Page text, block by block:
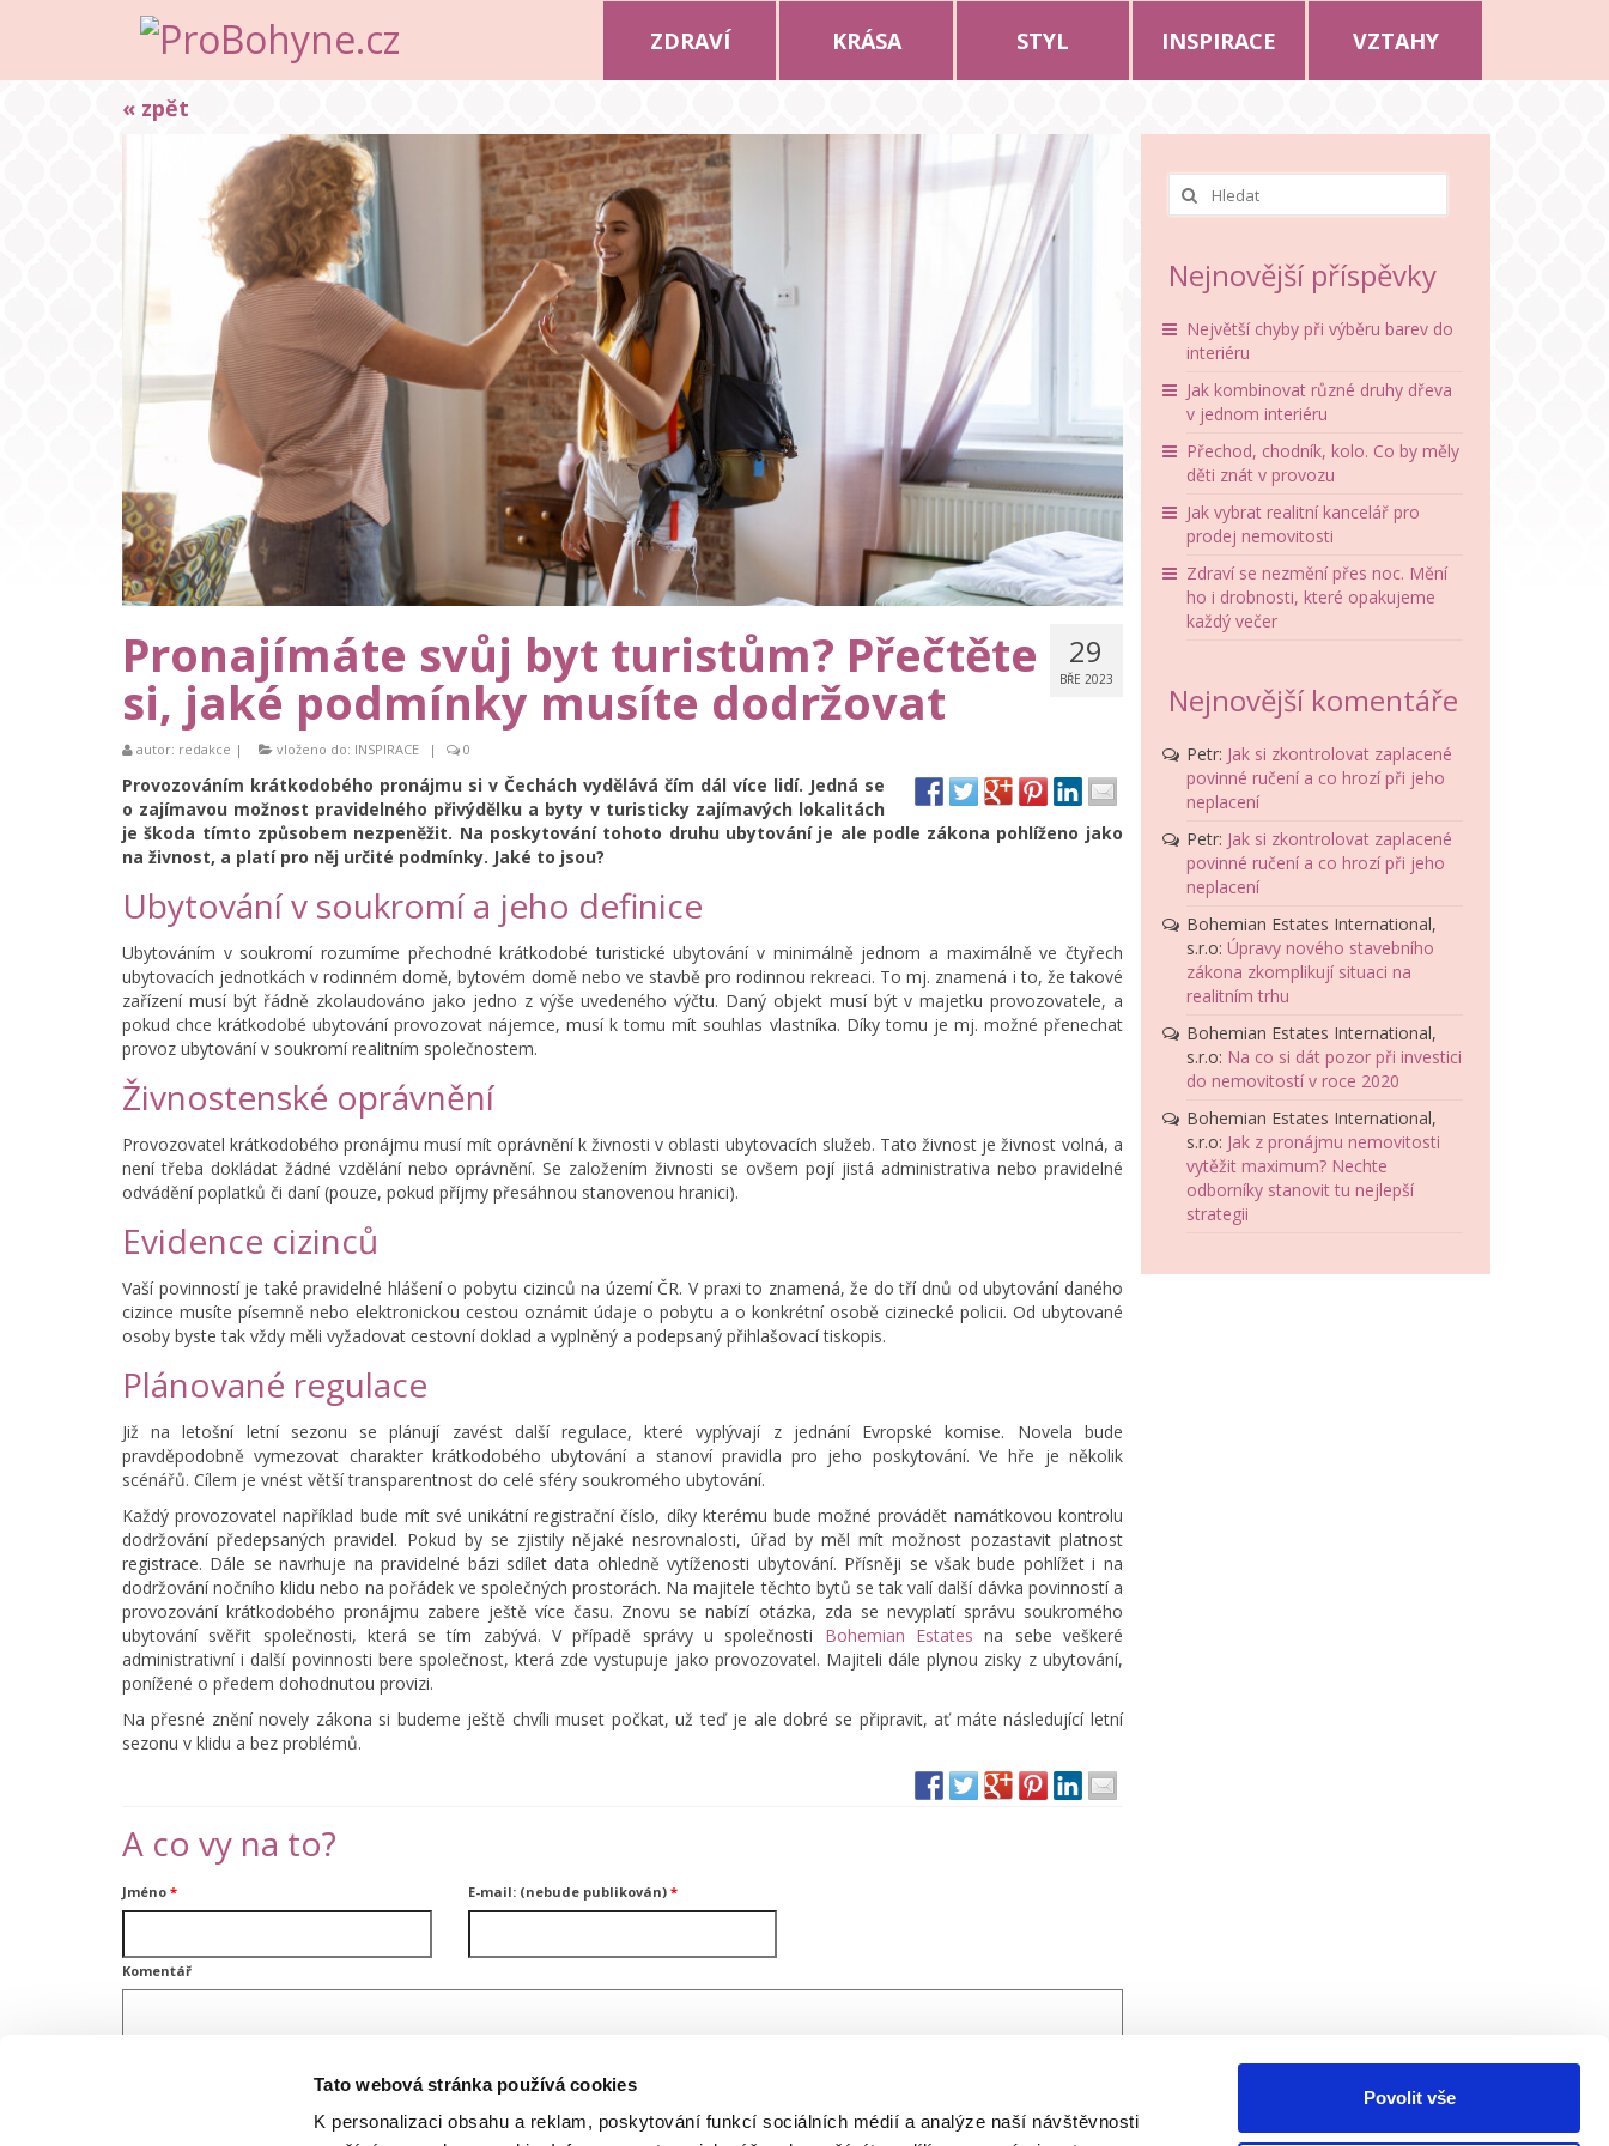
Tato webová stránka používá cookies
K personalizaci obsahu a reklam, poskytování funkcí sociálních médií a analýze naší návštěvnosti
Povolit vše
ZDRAVÍ KRÁSA STYL INSPIRACE VZTAHY
« zpět
29
BŘE 2023
Pronajímáte svůj byt turistům? Přečtěte
si, jaké podmínky musíte dodržovat
autor: redakce | vloženo do: INSPIRACE | 0
Provozováním krátkodobého pronájmu si v Čechách vydělává čím dál více lidí. Jedná se
o zajímavou možnost pravidelného přivýdělku a byty v turisticky zajímavých lokalitách
je škoda tímto způsobem nezpeněžit. Na poskytování tohoto druhu ubytování je ale podle zákona pohlíženo jako
na živnost, a platí pro něj určité podmínky. Jaké to jsou?
Ubytování v soukromí a jeho definice
Ubytováním v soukromí rozumíme přechodné krátkodobé turistické ubytování v minimálně jednom a maximálně ve čtyřech
ubytovacích jednotkách v rodinném domě, bytovém domě nebo ve stavbě pro rodinnou rekreaci. To mj. znamená i to, že takové
zařízení musí být řádně zkolaudováno jako jedno z výše uvedeného výčtu. Daný objekt musí být v majetku provozovatele, a
pokud chce krátkodobé ubytování provozovat nájemce, musí k tomu mít souhlas vlastníka. Díky tomu je mj. možné přenechat
provoz ubytování v soukromí realitním společnostem.
Živnostenské oprávnění
Provozovatel krátkodobého pronájmu musí mít oprávnění k živnosti v oblasti ubytovacích služeb. Tato živnost je živnost volná, a
není třeba dokládat žádné vzdělání nebo oprávnění. Se založením živnosti se ovšem pojí jistá administrativa nebo pravidelné
odvádění poplatků či daní (pouze, pokud příjmy přesáhnou stanovenou hranici).
Evidence cizinců
Vaší povinností je také pravidelné hlášení o pobytu cizinců na území ČR. V praxi to znamená, že do tří dnů od ubytování daného
cizince musíte písemně nebo elektronickou cestou oznámit údaje o pobytu a o konkrétní osobě cizinecké policii. Od ubytované
osoby byste tak vždy měli vyžadovat cestovní doklad a vyplněný a podepsaný přihlašovací tiskopis.
Plánované regulace
Již na letošní letní sezonu se plánují zavést další regulace, které vyplývají z jednání Evropské komise. Novela bude
pravděpodobně vymezovat charakter krátkodobého ubytování a stanoví pravidla pro jeho poskytování. Ve hře je několik
scénářů. Cílem je vnést větší transparentnost do celé sféry soukromého ubytování.
Každý provozovatel například bude mít své unikátní registrační číslo, díky kterému bude možné provádět namátkovou kontrolu
dodržování předepsaných pravidel. Pokud by se zjistily nějaké nesrovnalosti, úřad by měl mít možnost pozastavit platnost
registrace. Dále se navrhuje na pravidelné bázi sdílet data ohledně vytíženosti ubytování. Přísněji se však bude pohlížet i na
dodržování nočního klidu nebo na pořádek ve společných prostorách. Na majitele těchto bytů se tak valí další dávka povinností a
provozování krátkodobého pronájmu zabere ještě více času. Znovu se nabízí otázka, zda se nevyplatí správu soukromého
ubytování svěřit společnosti, která se tím zabývá. V případě správy u společnosti Bohemian Estates na sebe veškeré
administrativní i další povinnosti bere společnost, která zde vystupuje jako provozovatel. Majiteli dále plynou zisky z ubytování,
ponížené o předem dohodnutou provizi.
Na přesné znění novely zákona si budeme ještě chvíli muset počkat, už teď je ale dobré se připravit, ať máte následující letní
sezonu v klidu a bez problémů.
A co vy na to?
Jméno * E-mail: (nebude publikován) *
Komentář
Nejnovější příspěvky
Největší chyby při výběru barev do
interiéru
Jak kombinovat různé druhy dřeva
v jednom interiéru
Přechod, chodník, kolo. Co by měly
děti znát v provozu
Jak vybrat realitní kancelář pro
prodej nemovitosti
Zdraví se nezmění přes noc. Mění
ho i drobnosti, které opakujeme
každý večer
Nejnovější komentáře
Petr: Jak si zkontrolovat zaplacené
povinné ručení a co hrozí při jeho
neplacení
Petr: Jak si zkontrolovat zaplacené
povinné ručení a co hrozí při jeho
neplacení
Bohemian Estates International,
s.r.o: Úpravy nového stavebního
zákona zkomplikují situaci na
realitním trhu
Bohemian Estates International,
s.r.o: Na co si dát pozor při investici
do nemovitostí v roce 2020
Bohemian Estates International,
s.r.o: Jak z pronájmu nemovitosti
vytěžit maximum? Nechte
odborníky stanovit tu nejlepší
strategii